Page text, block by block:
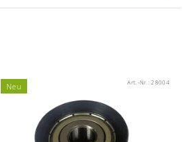
Neu Art.-Nr.:28004